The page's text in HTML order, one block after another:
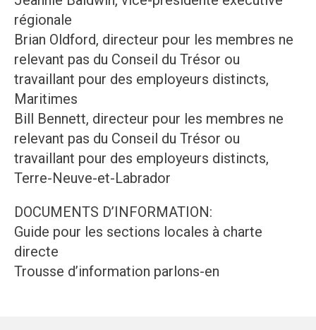
régionale
Brian Oldford, directeur pour les membres ne
relevant pas du Conseil du Trésor ou
travaillant pour des employeurs distincts,
Maritimes
Bill Bennett, directeur pour les membres ne
relevant pas du Conseil du Trésor ou
travaillant pour des employeurs distincts,
Terre-Neuve-et-Labrador
DOCUMENTS D’INFORMATION:
Guide pour les sections locales à charte
directe
Trousse d’information parlons-en